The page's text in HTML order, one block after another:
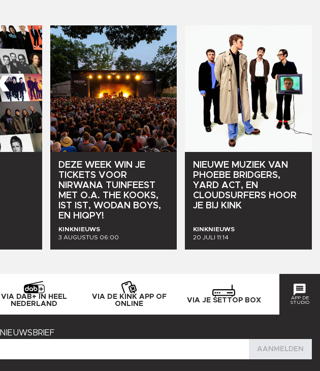
DEZE WEEK WIN JE
TICKETS VOOR
NIRWANA TUINFEEST
MET O.A. THE KOOKS,
IST IST, WODAN
BOYS,
EN
HIQPY!
KINKNIEUWS
3 AUGUSTUS 06:00
NIEUWE MUZIEK VAN
PHOEBE BRIDGERS,
YARD ACT, EN
CLOUDSURFERS HOOR
JE BIJ KINK
KINKNIEUWS
20 JULI 11:14
VIA DAB+ IN HEEL
NEDERLAND
VIA DE KINK APP OF
ONLINE
VIA JE SETTOP BOX
APP DE
STUDIO
AANMELDEN